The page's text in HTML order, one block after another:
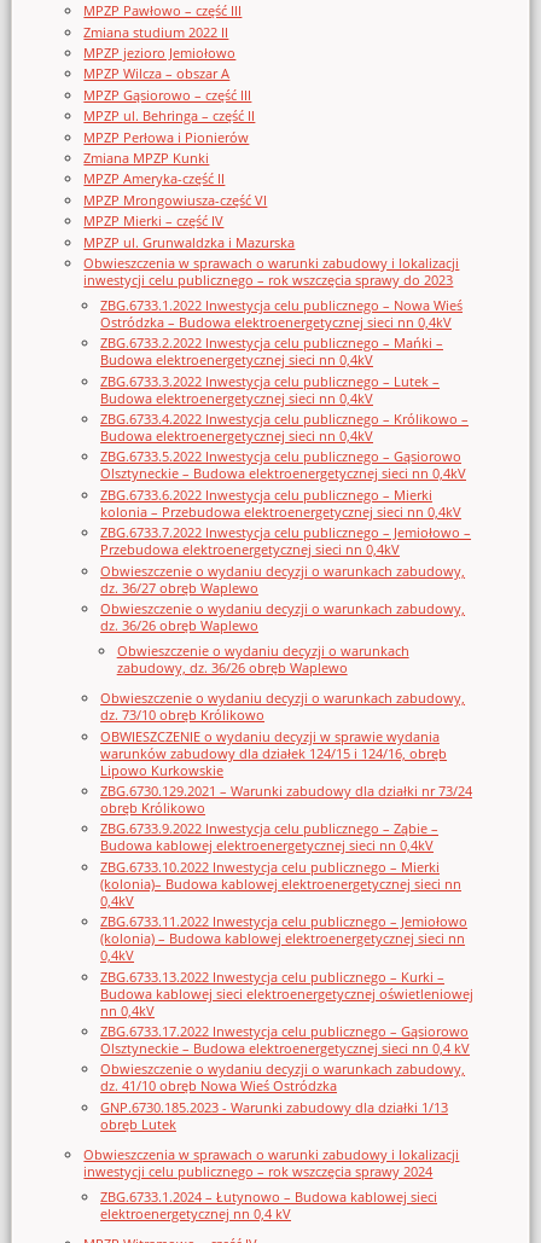
MPZP Pawłowo – część III
Zmiana studium 2022 II
MPZP jezioro Jemiołowo
MPZP Wilcza – obszar A
MPZP Gąsiorowo – część III
MPZP ul. Behringa – część II
MPZP Perłowa i Pionierów
Zmiana MPZP Kunki
MPZP Ameryka-część II
MPZP Mrongowiusza-część VI
MPZP Mierki – część IV
MPZP ul. Grunwaldzka i Mazurska
Obwieszczenia w sprawach o warunki zabudowy i lokalizacji
inwestycji celu publicznego – rok wszczęcia sprawy do 2023
ZBG.6733.1.2022 Inwestycja celu publicznego – Nowa Wieś
Ostródzka – Budowa elektroenergetycznej sieci nn 0,4kV
ZBG.6733.2.2022 Inwestycja celu publicznego – Mańki –
Budowa elektroenergetycznej sieci nn 0,4kV
ZBG.6733.3.2022 Inwestycja celu publicznego – Lutek –
Budowa elektroenergetycznej sieci nn 0,4kV
ZBG.6733.4.2022 Inwestycja celu publicznego – Królikowo –
Budowa elektroenergetycznej sieci nn 0,4kV
ZBG.6733.5.2022 Inwestycja celu publicznego – Gąsiorowo
Olsztyneckie – Budowa elektroenergetycznej sieci nn 0,4kV
ZBG.6733.6.2022 Inwestycja celu publicznego – Mierki
kolonia – Przebudowa elektroenergetycznej sieci nn 0,4kV
ZBG.6733.7.2022 Inwestycja celu publicznego – Jemiołowo –
Przebudowa elektroenergetycznej sieci nn 0,4kV
Obwieszczenie o wydaniu decyzji o warunkach zabudowy,
dz. 36/27 obręb Waplewo
Obwieszczenie o wydaniu decyzji o warunkach zabudowy,
dz. 36/26 obręb Waplewo
Obwieszczenie o wydaniu decyzji o warunkach
zabudowy, dz. 36/26 obręb Waplewo
Obwieszczenie o wydaniu decyzji o warunkach zabudowy,
dz. 73/10 obręb Królikowo
OBWIESZCZENIE o wydaniu decyzji w sprawie wydania
warunków zabudowy dla działek 124/15 i 124/16, obręb
Lipowo Kurkowskie
ZBG.6730.129.2021 – Warunki zabudowy dla działki nr 73/24
obręb Królikowo
ZBG.6733.9.2022 Inwestycja celu publicznego – Ząbie –
Budowa kablowej elektroenergetycznej sieci nn 0,4kV
ZBG.6733.10.2022 Inwestycja celu publicznego – Mierki
(kolonia)– Budowa kablowej elektroenergetycznej sieci nn
0,4kV
ZBG.6733.11.2022 Inwestycja celu publicznego – Jemiołowo
(kolonia) – Budowa kablowej elektroenergetycznej sieci nn
0,4kV
ZBG.6733.13.2022 Inwestycja celu publicznego – Kurki –
Budowa kablowej sieci elektroenergetycznej oświetleniowej
nn 0,4kV
ZBG.6733.17.2022 Inwestycja celu publicznego – Gąsiorowo
Olsztyneckie – Budowa elektroenergetycznej sieci nn 0,4 kV
Obwieszczenie o wydaniu decyzji o warunkach zabudowy,
dz. 41/10 obręb Nowa Wieś Ostródzka
GNP.6730.185.2023 - Warunki zabudowy dla działki 1/13
obręb Lutek
Obwieszczenia w sprawach o warunki zabudowy i lokalizacji
inwestycji celu publicznego – rok wszczęcia sprawy 2024
ZBG.6733.1.2024 – Łutynowo – Budowa kablowej sieci
elektroenergetycznej nn 0,4 kV